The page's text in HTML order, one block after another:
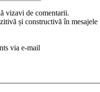
vizavi de comentarii.
și constructivă în mesajele
via e-mail